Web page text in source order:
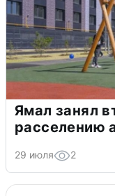
Ямал занял
расселению
29 июля 2